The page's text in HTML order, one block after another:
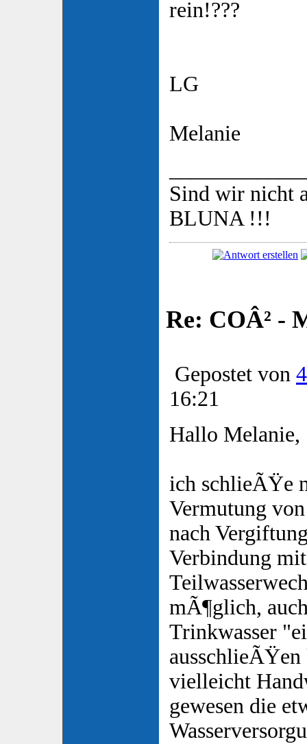
rein!???
LG
Melanie
Sind wir nicht
BLUNA !!!
Re: COÂ² -
Gepostet von
16:21
Hallo Melanie,
ich schlieÃŸe
Vermutung
nach
Verbindung
mÃ¶glich,
Trinkwasser
vielleicht
gewesen die